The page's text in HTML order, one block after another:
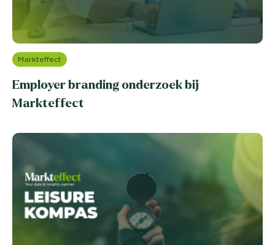
Markteffect
Employer branding onderzoek bij
Markteffect